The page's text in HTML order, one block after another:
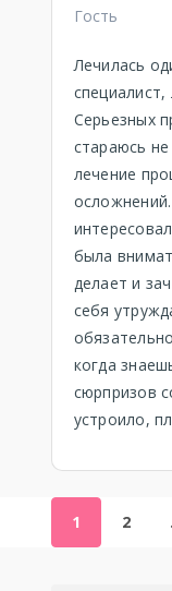
Гость
Лечилась
Серьезных
стараюсь
лечение
была
делает и
себя
когда
сюрпризов
устроило,
1 2